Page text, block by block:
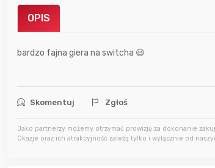
OPIS
bardzo fajna giera na switcha 😃
Skomentuj Zgłoś
Jako partnerzy możemy otrzymać prowizję za dokonanie
Okazje oraz ich atrakcyjność zależą tylko i wyłącznie od
7 godzin temu
7 godzin temu
8 godzin temu